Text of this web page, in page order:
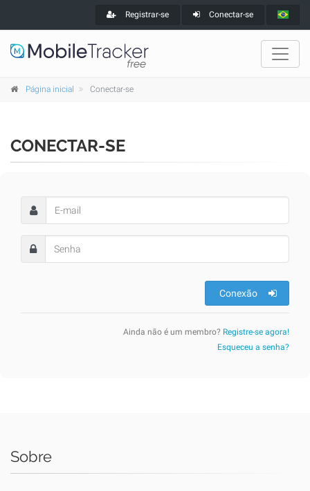
Registrar-se Conectar-se
Página inicial Conectar-se
CONECTAR-SE
Conexão
Ainda não é um membro? Registre-se agora!
Esqueceu a senha?
Sobre